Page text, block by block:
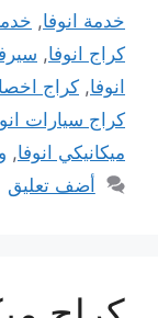
خدمة انوفا,
كراج انوفا,
انوفا, كراج
كراج سيارات
ميكانيكي انوفا,
أضف تعليق